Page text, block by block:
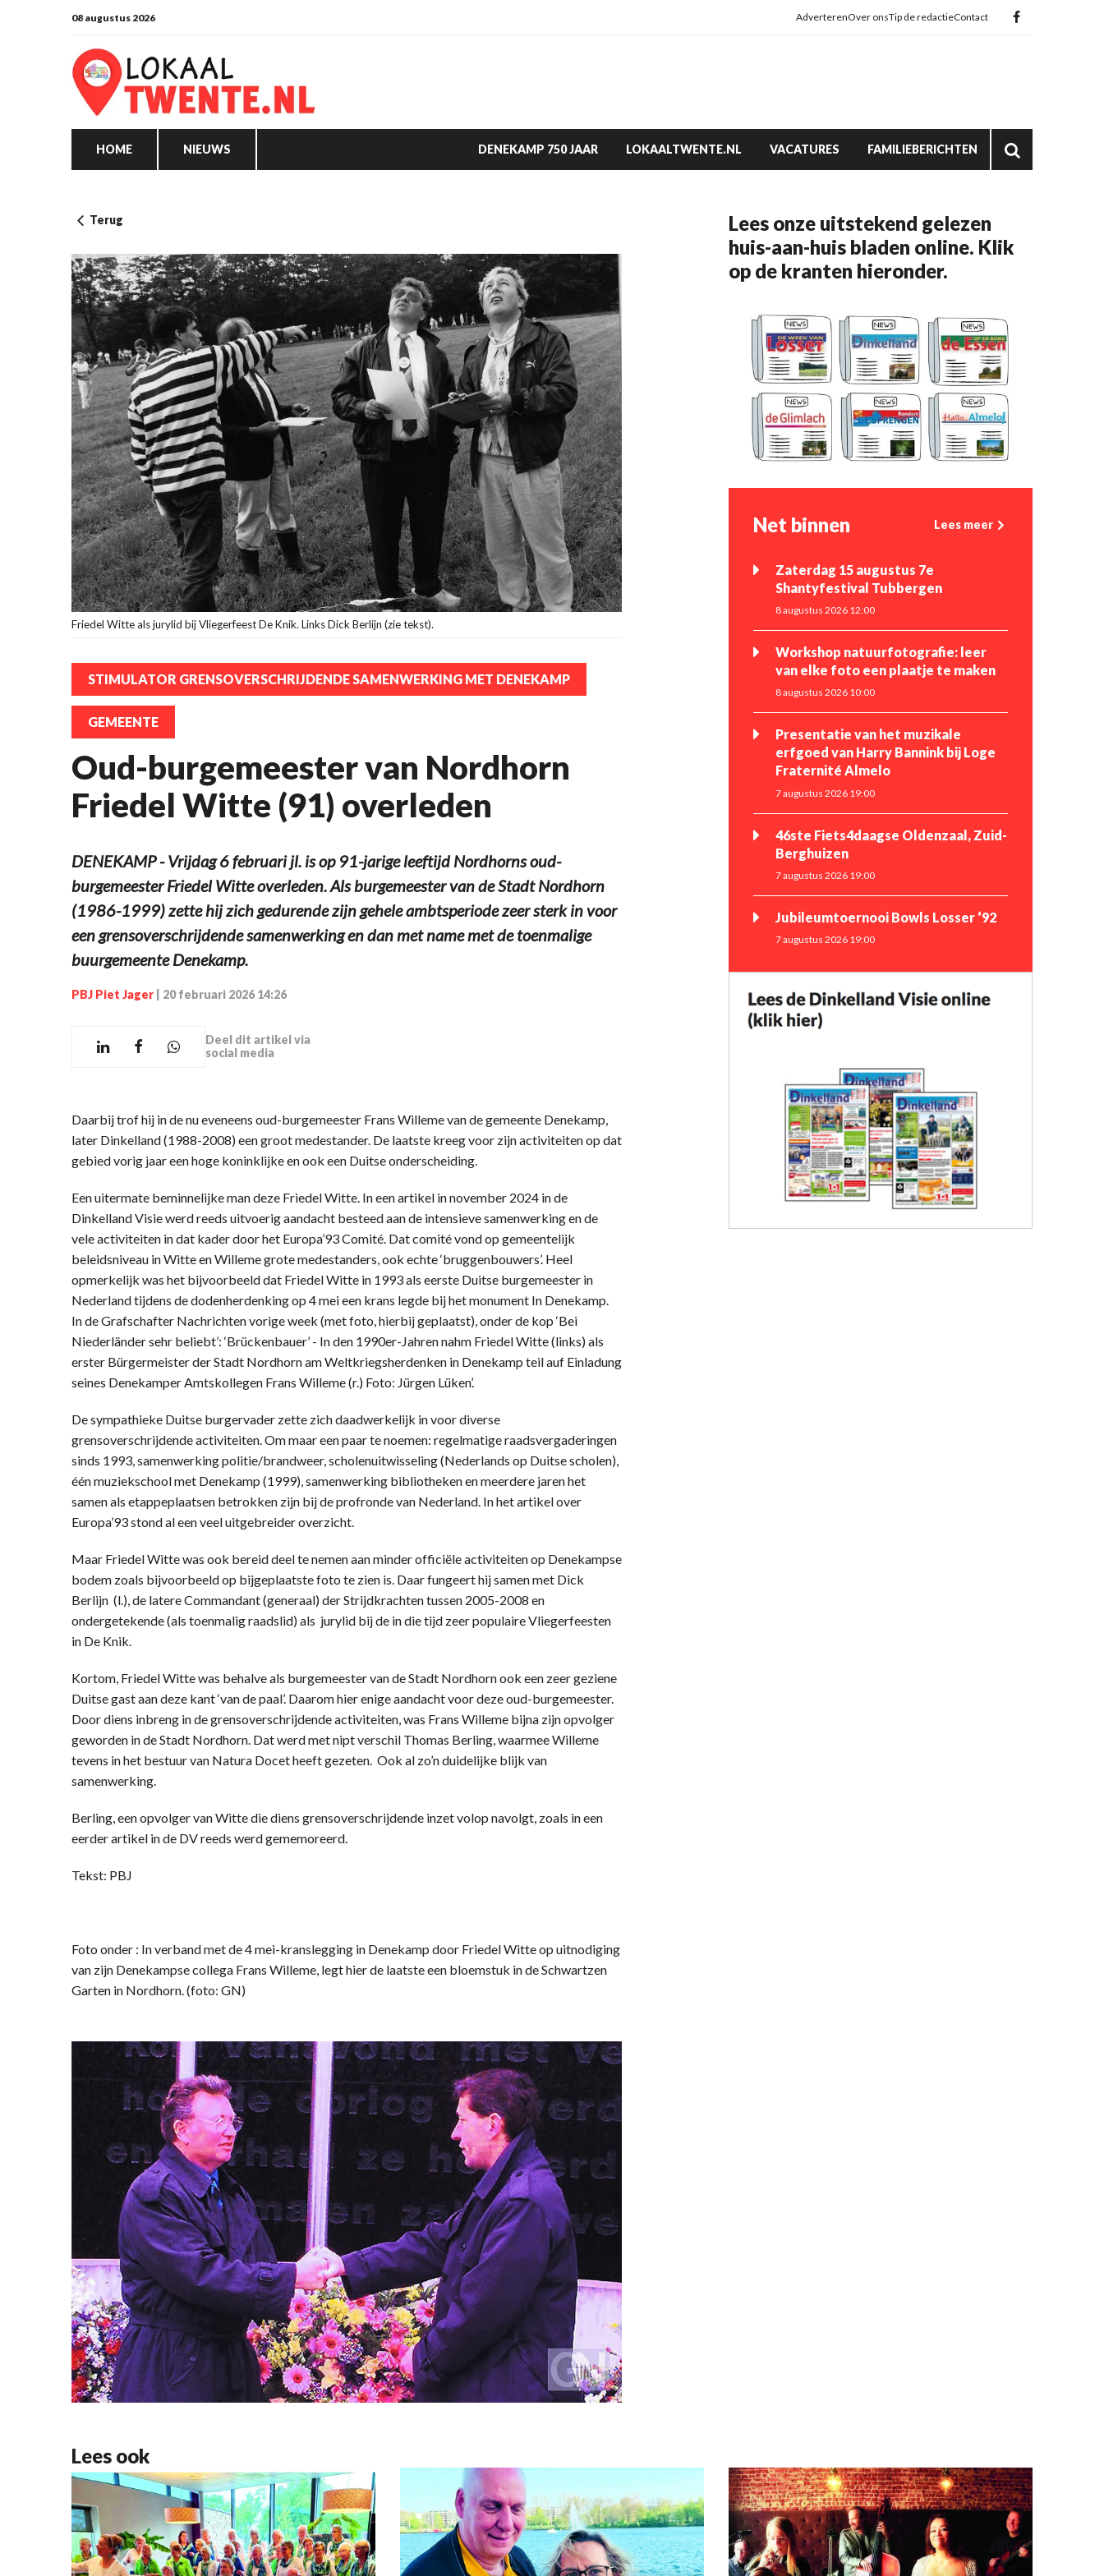
08 augustus 2026 AdverterenOver onsTip de redactieContact
HOME NIEUWS DENEKAMP 750 JAAR LOKAALTWENTE.NL VACATURES FAMILIEBERICHTEN
Terug
Friedel Witte als jurylid bij Vliegerfeest De Knik. Links Dick Berlijn (zie tekst).
STIMULATOR GRENSOVERSCHRIJDENDE SAMENWERKING MET DENEKAMP
GEMEENTE
Oud-burgemeester van Nordhorn
Friedel Witte (91) overleden
DENEKAMP - Vrijdag 6 februari jl. is op 91-jarige leeftijd Nordhorns oud-
burgemeester Friedel Witte overleden. Als burgemeester van de Stadt Nordhorn
(1986-1999) zette hij zich gedurende zijn gehele ambtsperiode zeer sterk in voor
een grensoverschrijdende samenwerking en dan met name met de toenmalige
buurgemeente Denekamp.
PBJ Piet Jager 20 februari 2026 14:26
Deel dit artikel via
social media
Daarbij trof hij in de nu eveneens oud-burgemeester Frans Willeme van de gemeente Denekamp,
later Dinkelland (1988-2008) een groot medestander. De laatste kreeg voor zijn activiteiten op dat
gebied vorig jaar een hoge koninklijke en ook een Duitse onderscheiding.
Een uitermate beminnelijke man deze Friedel Witte. In een artikel in november 2024 in de
Dinkelland Visie werd reeds uitvoerig aandacht besteed aan de intensieve samenwerking en de
vele activiteiten in dat kader door het Europa’93 Comité. Dat comité vond op gemeentelijk
beleidsniveau in Witte en Willeme grote medestanders, ook echte ‘bruggenbouwers’. Heel
opmerkelijk was het bijvoorbeeld dat Friedel Witte in 1993 als eerste Duitse burgemeester in
Nederland tijdens de dodenherdenking op 4 mei een krans legde bij het monument In Denekamp.
In de Grafschafter Nachrichten vorige week (met foto, hierbij geplaatst), onder de kop ‘Bei
Niederländer sehr beliebt’: ‘Brückenbauer’ - In den 1990er-Jahren nahm Friedel Witte (links) als
erster Bürgermeister der Stadt Nordhorn am Weltkriegsherdenken in Denekamp teil auf Einladung
seines Denekamper Amtskollegen Frans Willeme (r.) Foto: Jürgen Lüken’.
De sympathieke Duitse burgervader zette zich daadwerkelijk in voor diverse
grensoverschrijdende activiteiten. Om maar een paar te noemen: regelmatige raadsvergaderingen
sinds 1993, samenwerking politie/brandweer, scholenuitwisseling (Nederlands op Duitse scholen),
één muziekschool met Denekamp (1999), samenwerking bibliotheken en meerdere jaren het
samen als etappeplaatsen betrokken zijn bij de profronde van Nederland. In het artikel over
Europa’93 stond al een veel uitgebreider overzicht.
Maar Friedel Witte was ook bereid deel te nemen aan minder officiële activiteiten op Denekampse
bodem zoals bijvoorbeeld op bijgeplaatste foto te zien is. Daar fungeert hij samen met Dick
Berlijn (l.), de latere Commandant (generaal) der Strijdkrachten tussen 2005-2008 en
ondergetekende (als toenmalig raadslid) als jurylid bij de in die tijd zeer populaire Vliegerfeesten
in De Knik.
Kortom, Friedel Witte was behalve als burgemeester van de Stadt Nordhorn ook een zeer geziene
Duitse gast aan deze kant ‘van de paal’. Daarom hier enige aandacht voor deze oud-burgemeester.
Door diens inbreng in de grensoverschrijdende activiteiten, was Frans Willeme bijna zijn opvolger
geworden in de Stadt Nordhorn. Dat werd met nipt verschil Thomas Berling, waarmee Willeme
tevens in het bestuur van Natura Docet heeft gezeten. Ook al zo’n duidelijke blijk van
samenwerking.
Berling, een opvolger van Witte die diens grensoverschrijdende inzet volop navolgt, zoals in een
eerder artikel in de DV reeds werd gememoreerd.
Tekst: PBJ
Foto onder : In verband met de 4 mei-kranslegging in Denekamp door Friedel Witte op uitnodiging
van zijn Denekampse collega Frans Willeme, legt hier de laatste een bloemstuk in de Schwartzen
Garten in Nordhorn. (foto: GN)
Lees onze uitstekend gelezen
huis-aan-huis bladen online. Klik
op de kranten hieronder.
Net binnen Lees meer
Zaterdag 15 augustus 7e
Shantyfestival Tubbergen
8 augustus 2026 12:00
Workshop natuurfotografie: leer
van elke foto een plaatje te maken
8 augustus 2026 10:00
Presentatie van het muzikale
erfgoed van Harry Bannink bij Loge
Fraternité Almelo
7 augustus 2026 19:00
46ste Fiets4daagse Oldenzaal, Zuid-
Berghuizen
7 augustus 2026 19:00
Jubileumtoernooi Bowls Losser ‘92
7 augustus 2026 19:00
Lees ook